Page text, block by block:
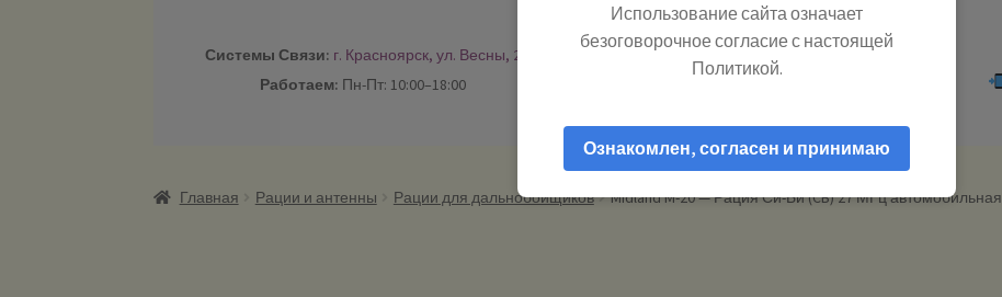
Системы Связи: г. Красноярск, ул. Весны, 2
Работаем: Пн-Пт: 10:00–18:00
-
Главная Рации и антенны Рации для дальнобойщиков Midland M-20 — Рация Си-Би (CB) 27 МГц автомобильная
Использование сайта означает
безоговорочное согласие с настоящей
Политикой.
Ознакомлен, согласен и принимаю